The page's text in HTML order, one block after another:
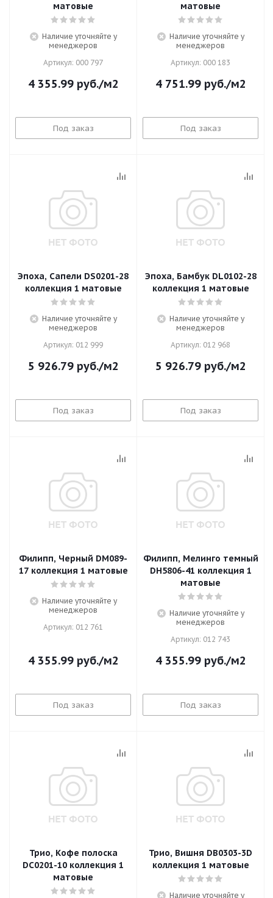
матовые
Наличие уточняйте у
менеджеров
Артикул: 000 797
4 355.99руб./м2
Под заказ
матовые
Наличие уточняйте у
менеджеров
Артикул: 000 183
4 751.99руб./м2
Под заказ
Эпоха, Сапели DS0201-28
коллекция 1 матовые
Наличие уточняйте у
менеджеров
Артикул: 012 999
5 926.79руб./м2
Под заказ
Эпоха, Бамбук DL0102-28
коллекция 1 матовые
Наличие уточняйте у
менеджеров
Артикул: 012 968
5 926.79руб./м2
Под заказ
Филипп, Черный DM089-
17 коллекция 1 матовые
Наличие уточняйте у
менеджеров
Артикул: 012 761
4 355.99руб./м2
Под заказ
Филипп, Мелинго темный
DH5806-41 коллекция 1
матовые
Наличие уточняйте у
менеджеров
Артикул: 012 743
4 355.99руб./м2
Под заказ
Трио, Кофе полоска
DC0201-10 коллекция 1
матовые
Трио, Вишня DB0303-3D
коллекция 1 матовые
Наличие уточняйте у